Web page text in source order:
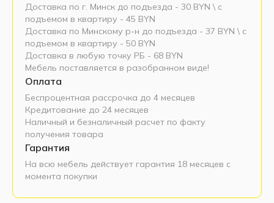
Доставка по г. Минск до подъезда - 30 BYN \ c
подъемом в квартиру - 45 BYN
Доставка по Минскому р-н до подъезда - 37 BYN \ c
подъемом в квартиру - 50 BYN
Доставка в любую точку РБ - 68 BYN
Мебель поставляется в разобранном виде!
Оплата
Беспроцентная рассрочка до 4 месяцев
Кредитование до 24 месяцев
Наличный и безналичный расчет по факту
получения товара
Гарантия
На всю мебель действует гарантия 18 месяцев с
момента покупки